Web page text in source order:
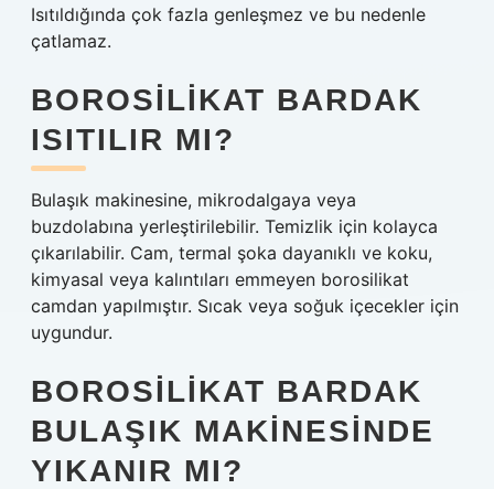
Isıtıldığında çok fazla genleşmez ve bu nedenle
çatlamaz.
BOROSILIKAT BARDAK
ISITILIR MI?
Bulaşık makinesine, mikrodalgaya veya
buzdolabına yerleştirilebilir. Temizlik için kolayca
çıkarılabilir. Cam, termal şoka dayanıklı ve koku,
kimyasal veya kalıntıları emmeyen borosilikat
camdan yapılmıştır. Sıcak veya soğuk içecekler için
uygundur.
BOROSILIKAT BARDAK
BULAŞIK MAKINESINDE
YIKANIR MI?